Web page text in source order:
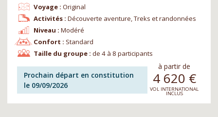
Niveau : Modéré
Voyage : Original
Confort : Standard
Activités : Découverte aventure, Treks et randonnées
Taille du groupe : de 4 à 8 participants
Prochain départ en constitution
le 09/09/2026
à partir de
4 620 €
VOL INTERNATIONAL
INCLUS